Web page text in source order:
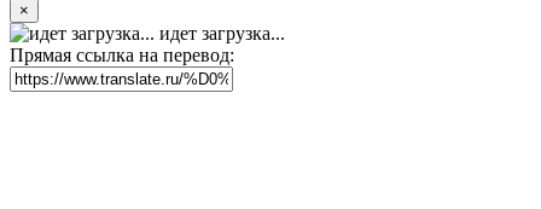
×
идет загрузка...
Прямая ссылка на перевод: